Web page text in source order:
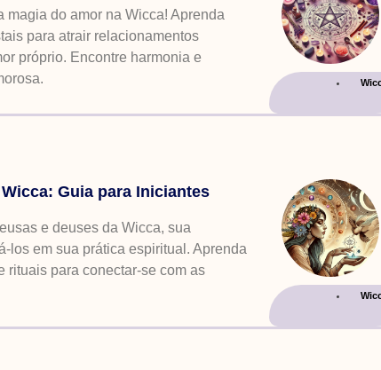
magia do amor na Wicca! Aprenda
para atrair relacionamentos
próprio. Encontre harmonia e
Guia para Iniciantes
e deuses da Wicca, sua
los em sua prática espiritual. Aprenda
rituais para conectar-se com as